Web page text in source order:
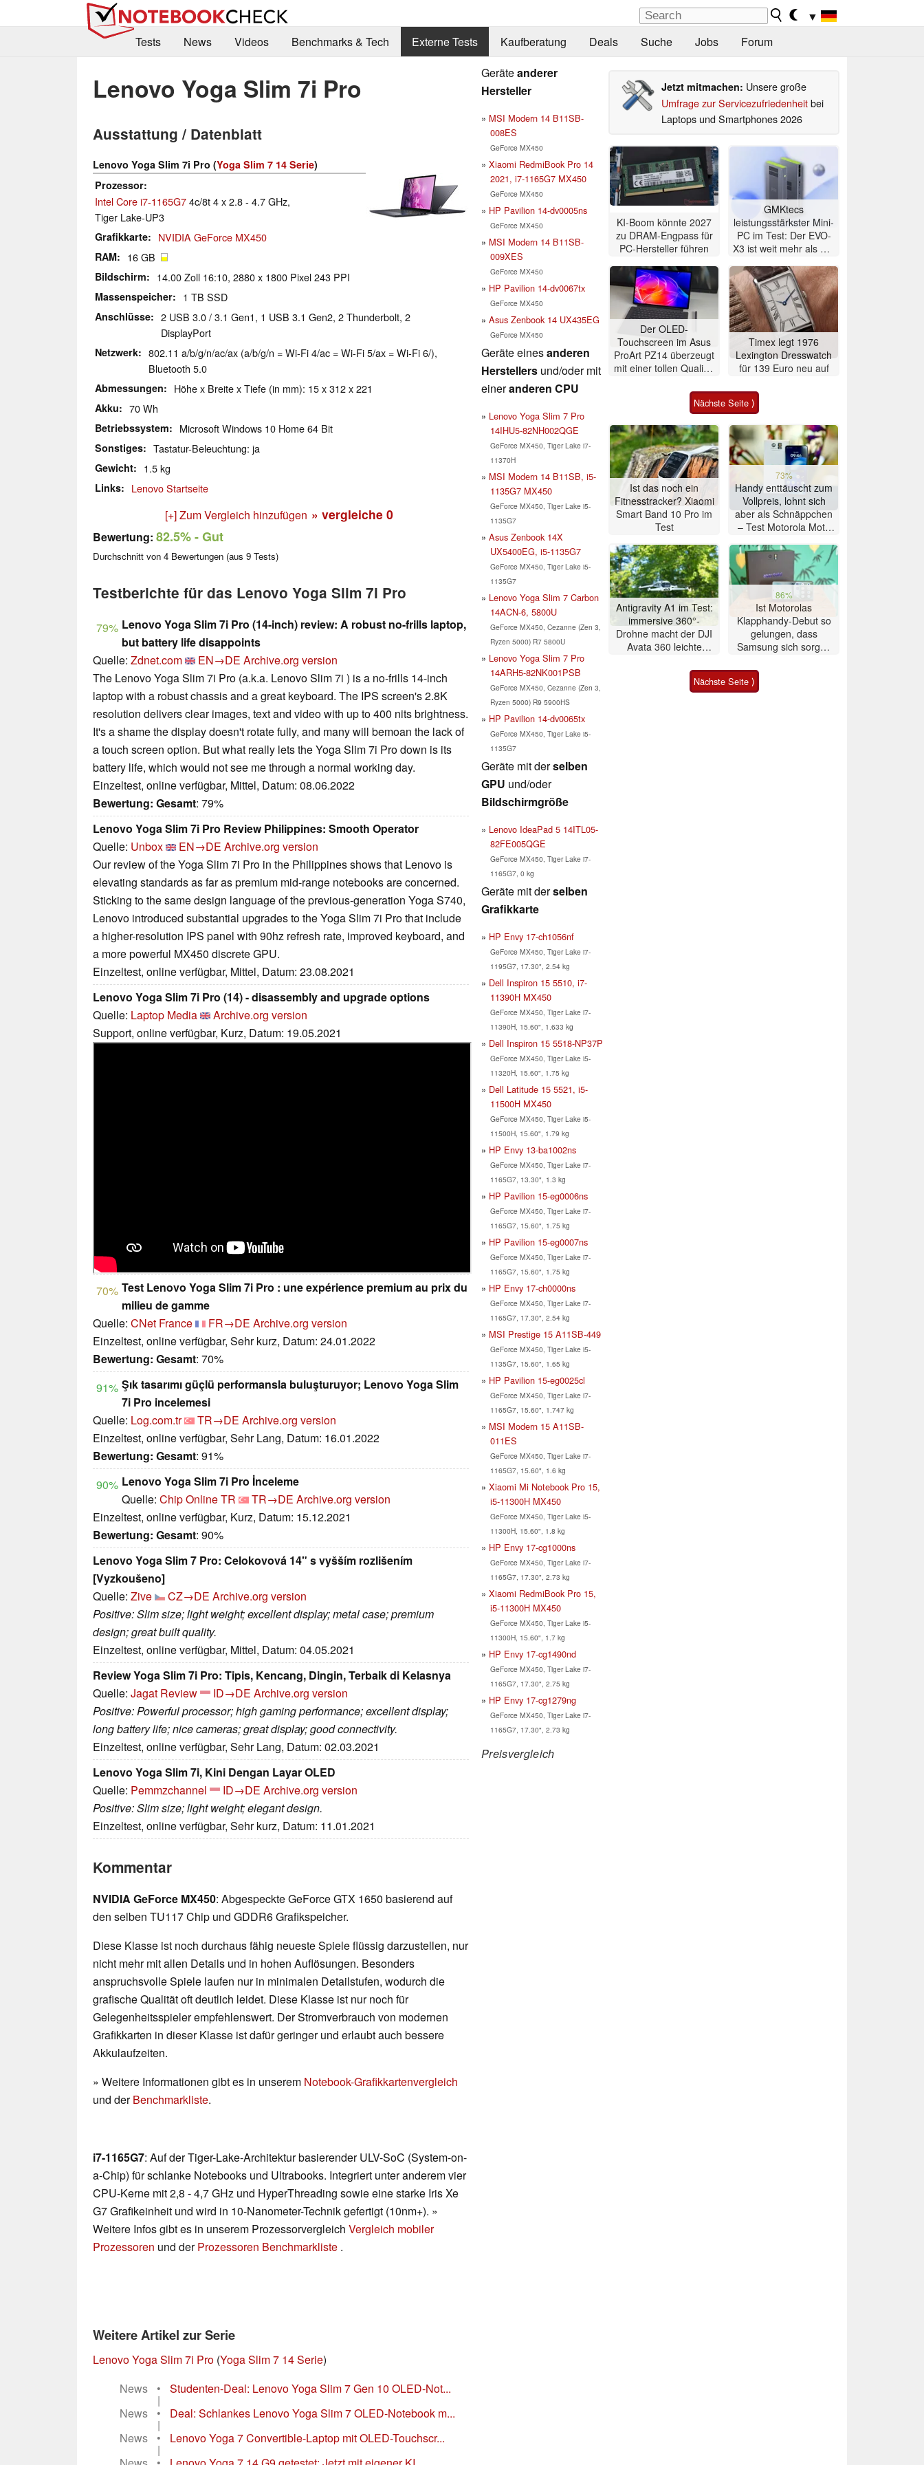
▼
Tests
News Videos Benchmarks & Tech Externe Tests Kaufberatung Deals Suche Jobs Forum
Lenovo Yoga Slim 7i Pro
Ausstattung / Datenblatt
Lenovo Yoga Slim 7i Pro (Yoga Slim 7 14 Serie)
Prozessor
Intel Core i7-1165G74c/8t 4 x 2.8 - 4.7 GHz,
Tiger Lake-UP3
Grafikkarte NVIDIA GeForce MX450
RAM 16 GB
Bildschirm 14.00 Zoll 16:10, 2880 x 1800 Pixel 243 PPI
Massenspeicher 1 TB SSD
Anschlüsse
2 USB 3.0 / 3.1 Gen1, 1 USB 3.1 Gen2, 2 Thunderbolt, 2
DisplayPort
Netzwerk
802.11 a/b/g/n/ac/ax (a/b/g/n = Wi-Fi 4/ac = Wi-Fi 5/ax = Wi-Fi 6/),
Bluetooth 5.0
Abmessungen Höhe x Breite x Tiefe (in mm): 15 x 312 x 221
Akku 70 Wh
Betriebssystem Microsoft Windows 10 Home 64 Bit
Sonstiges Tastatur-Beleuchtung: ja
Gewicht 1.5 kg
Links Lenovo Startseite
[+] Zum Vergleich hinzufügen » vergleiche 0
Bewertung: 82.5%- Gut
Durchschnitt von 4 Bewertungen (aus 9 Tests)
Testberichte für das Lenovo Yoga Slim 7i Pro
79% Lenovo Yoga Slim 7i Pro (14-inch) review: A robust no-frills laptop,
but battery life disappoints
Quelle: Zdnet.com EN→DE Archive.org version
The Lenovo Yoga Slim 7i Pro (a.k.a. Lenovo Slim 7i ) is a no-frills 14-inch
laptop with a robust chassis and a great keyboard. The IPS screen's 2.8K
resolution delivers clear images, text and video with up to 400 nits brightness.
It's a shame the display doesn't rotate fully, and many will bemoan the lack of
a touch screen option. But what really lets the Yoga Slim 7i Pro down is its
battery life, which would not see me through a normal working day.
Einzeltest, online verfügbar, Mittel, Datum: 08.06.2022
Bewertung: Gesamt: 79%
Lenovo Yoga Slim 7i Pro Review Philippines: Smooth Operator
Quelle: Unbox EN→DE Archive.org version
Our review of the Yoga Slim 7i Pro in the Philippines shows that Lenovo is
elevating standards as far as premium mid-range notebooks are concerned.
Sticking to the same design language of the previous-generation Yoga S740,
Lenovo introduced substantial upgrades to the Yoga Slim 7i Pro that include
a higher-resolution IPS panel with 90hz refresh rate, improved keyboard, and
a more powerful MX450 discrete GPU.
Einzeltest, online verfügbar, Mittel, Datum: 23.08.2021
Lenovo Yoga Slim 7i Pro (14) - disassembly and upgrade options
Quelle: Laptop Media
Archive.org version
Support, online verfügbar, Kurz, Datum: 19.05.2021
70% Test Lenovo Yoga Slim 7i Pro : une expérience premium au prix du
milieu de gamme
Quelle: CNet France FR→DE Archive.org version
Einzeltest, online verfügbar, Sehr kurz, Datum: 24.01.2022
Bewertung: Gesamt: 70%
91% Şık tasarımı güçlü performansla buluşturuyor; Lenovo Yoga Slim
7i Pro incelemesi
Quelle: Log.com.tr TR→DE Archive.org version
Einzeltest, online verfügbar, Sehr Lang, Datum: 16.01.2022
Bewertung: Gesamt: 91%
90% Lenovo Yoga Slim 7i Pro İnceleme
Quelle: Chip Online TR TR→DE Archive.org version
Einzeltest, online verfügbar, Kurz, Datum: 15.12.2021
Bewertung: Gesamt: 90%
Lenovo Yoga Slim 7 Pro: Celokovová 14" s vyšším rozlišením
[Vyzkoušeno]
Quelle: Zive CZ→DE Archive.org version
Positive: Slim size; light weight; excellent display; metal case; premium
design; great built quality.
Einzeltest, online verfügbar, Mittel, Datum: 04.05.2021
Review Yoga Slim 7i Pro: Tipis, Kencang, Dingin, Terbaik di Kelasnya
Quelle: Jagat Review ID→DE Archive.org version
Positive: Powerful processor; high gaming performance; excellent display;
long battery life; nice cameras; great display; good connectivity.
Einzeltest, online verfügbar, Sehr Lang, Datum: 02.03.2021
Lenovo Yoga Slim 7i, Kini Dengan Layar OLED
Quelle: Pemmzchannel ID→DE Archive.org version
Positive: Slim size; light weight; elegant design.
Einzeltest, online verfügbar, Sehr kurz, Datum: 11.01.2021
Kommentar
NVIDIA GeForce MX450: Abgespeckte GeForce GTX 1650 basierend auf
den selben TU117 Chip und GDDR6 Grafikspeicher.
Diese Klasse ist noch durchaus fähig neueste Spiele flüssig darzustellen, nur
nicht mehr mit allen Details und in hohen Auflösungen. Besonders
anspruchsvolle Spiele laufen nur in minimalen Detailstufen, wodurch die
grafische Qualität oft deutlich leidet. Diese Klasse ist nur noch für
Gelegenheitsspieler empfehlenswert. Der Stromverbrauch von modernen
Grafikkarten in dieser Klasse ist dafür geringer und erlaubt auch bessere
Akkulaufzeiten.
» Weitere Informationen gibt es in unserem Notebook-Grafikkartenvergleich
und derBenchmarkliste.
i7-1165G7: Auf der Tiger-Lake-Architektur basierender ULV-SoC (System-on-
a-Chip) für schlanke Notebooks und Ultrabooks. Integriert unter anderem vier
CPU-Kerne mit 2,8 - 4,7 GHz und HyperThreading sowie eine starke Iris Xe
G7 Grafikeinheit und wird in 10-Nanometer-Technik gefertigt (10nm+). »
Weitere Infos gibt es in unserem Prozessorvergleich Vergleich mobiler
Prozessoren und derProzessoren Benchmarkliste .
Weitere Artikel zur Serie
Lenovo Yoga Slim 7i Pro (Yoga Slim 7 14 Serie)
News
• Studenten-Deal: Lenovo Yoga Slim 7 Gen 10 OLED-Not...
|
News
• Deal: Schlankes Lenovo Yoga Slim 7 OLED-Notebook m...
|
News
• Lenovo Yoga 7 Convertible-Laptop mit OLED-Touchscr...
|
Geräteanderer
Hersteller
MSI Modern 14 B11SB-
008ES
GeForce MX450
Xiaomi RedmiBook Pro 14
2021, i7-1165G7 MX450
GeForce MX450
HP Pavilion 14-dv0005ns
GeForce MX450
MSI Modern 14 B11SB-
009XES
GeForce MX450
HP Pavilion 14-dv0067tx
GeForce MX450
Asus Zenbook 14 UX435EG
GeForce MX450
Geräte einesanderen
Herstellers und/oder mit
eineranderen CPU
Lenovo Yoga Slim 7 Pro
14IHU5-82NH002QGE
GeForce MX450, Tiger Lake i7-
11370H
MSI Modern 14 B11SB, i5-
1135G7 MX450
GeForce MX450, Tiger Lake i5-
1135G7
Asus Zenbook 14X
UX5400EG, i5-1135G7
GeForce MX450, Tiger Lake i5-
1135G7
Lenovo Yoga Slim 7 Carbon
14ACN-6, 5800U
GeForce MX450, Cezanne (Zen 3,
Ryzen 5000) R7 5800U
Lenovo Yoga Slim 7 Pro
14ARH5-82NK001PSB
GeForce MX450, Cezanne (Zen 3,
Ryzen 5000) R9 5900HS
HP Pavilion 14-dv0065tx
GeForce MX450, Tiger Lake i5-
1135G7
Geräte mit derselben
GPU und/oder
Bildschirmgröße
Lenovo IdeaPad 5 14ITL05-
82FE005QGE
GeForce MX450, Tiger Lake i7-
1165G7, 0 kg
Geräte mit derselben
Grafikkarte
HP Envy 17-ch1056nf
GeForce MX450, Tiger Lake i7-
1195G7, 17.30", 2.54 kg
Dell Inspiron 15 5510, i7-
11390H MX450
GeForce MX450, Tiger Lake i7-
11390H, 15.60", 1.633 kg
Dell Inspiron 15 5518-NP37P
GeForce MX450, Tiger Lake i5-
11320H, 15.60", 1.75 kg
Dell Latitude 15 5521, i5-
11500H MX450
GeForce MX450, Tiger Lake i5-
11500H, 15.60", 1.79 kg
HP Envy 13-ba1002ns
GeForce MX450, Tiger Lake i7-
1165G7, 13.30", 1.3 kg
HP Pavilion 15-eg0006ns
GeForce MX450, Tiger Lake i7-
1165G7, 15.60", 1.75 kg
HP Pavilion 15-eg0007ns
GeForce MX450, Tiger Lake i7-
1165G7, 15.60", 1.75 kg
HP Envy 17-ch0000ns
GeForce MX450, Tiger Lake i7-
1165G7, 17.30", 2.54 kg
MSI Prestige 15 A11SB-449
GeForce MX450, Tiger Lake i5-
1135G7, 15.60", 1.65 kg
HP Pavilion 15-eg0025cl
GeForce MX450, Tiger Lake i7-
1165G7, 15.60", 1.747 kg
MSI Modern 15 A11SB-
011ES
GeForce MX450, Tiger Lake i7-
1165G7, 15.60", 1.6 kg
Xiaomi Mi Notebook Pro 15,
i5-11300H MX450
GeForce MX450, Tiger Lake i5-
11300H, 15.60", 1.8 kg
HP Envy 17-cg1000ns
GeForce MX450, Tiger Lake i7-
1165G7, 17.30", 2.73 kg
Xiaomi RedmiBook Pro 15,
i5-11300H MX450
GeForce MX450, Tiger Lake i5-
11300H, 15.60", 1.7 kg
HP Envy 17-cg1490nd
GeForce MX450, Tiger Lake i7-
1165G7, 17.30", 2.75 kg
HP Envy 17-cg1279ng
GeForce MX450, Tiger Lake i7-
1165G7, 17.30", 2.73 kg
Preisvergleich
Jetzt mitmachen: Unsere große
Umfrage zur Servicezufriedenheitbei
Laptops und Smartphones 2026
KI-Boom könnte 2027
zu DRAM-Engpass für
PC-Hersteller führen
GMKtecs
leistungsstärkster Mini-
PC im Test: Der EVO-
X3 ist weit mehr als nur
Der OLED-
Touchscreen im Asus
ProArt PZ14 überzeugt
mit einer tollen Qualität
Bildeindruck
Timex legt 1976
Lexington Dresswatch
für 139 Euro neu auf
Nächste Seite ⟩
Ist das noch ein
Fitnesstracker? Xiaomi
Smart Band 10 Pro im
Test
73%
Handy enttäuscht zum
Vollpreis, lohnt sich
aber als Schnäppchen
– Test Motorola Moto
Antigravity A1 im Test:
immersive 360°-
Drohne macht der DJI
Avata 360 leichte
86%
Ist Motorolas
Klapphandy-Debut so
gelungen, dass
Samsung sich sorgen
Smartphone im Test
Nächste Seite ⟩